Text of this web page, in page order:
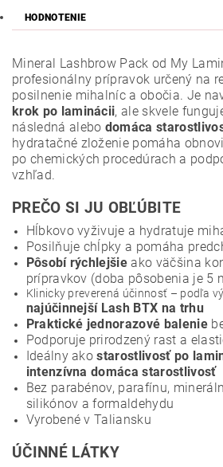
HODNOTENIE
Mineral Lashbrow Pack od My
profesionálny prípravok určený na
posilnenie mihalníc a obočia. Je
krok po laminácii, ale skvele
následná alebo domáca
hydratačné zloženie pomáha
po chemických procedúrach a
vzhľad.
PREČO SI JU OBĽÚBITE
Hĺbkovo vyživuje a hydratuje
Posilňuje chĺpky a pomáha
Pôsobí rýchlejšie ako väčšina
prípravkov (doba pôsobenia je 5
Klinicky preverená účinnosť – podľa
najúčinnejší Lash BTX na trhu
Praktické jednorazové balenie
Podporuje prirodzený rast a
Ideálny akostarostlivosť po
intenzívna domáca starostlivosť
Bez parabénov, parafínu,
silikónov a formaldehydu
Vyrobené v Taliansku
ÚČINNÉ LÁTKY